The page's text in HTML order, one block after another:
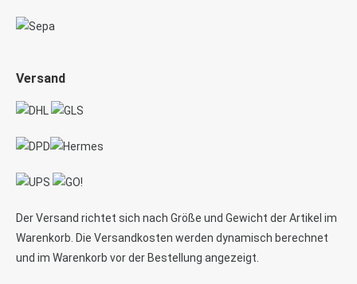
Versand
Der Versand richtet sich nach Größe und Gewicht der Artikel im
Warenkorb. Die Versandkosten werden dynamisch berechnet
und im Warenkorb vor der Bestellung angezeigt.